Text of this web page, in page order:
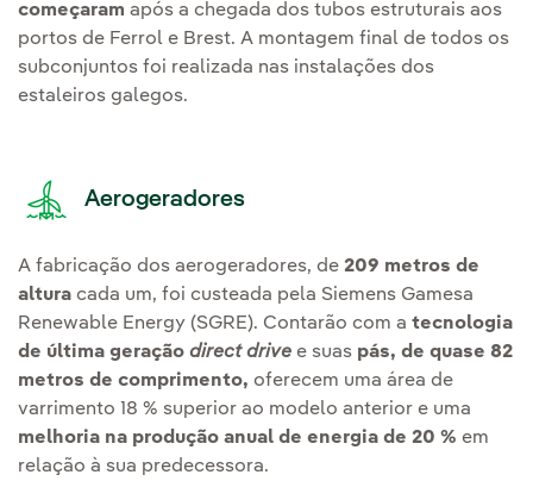
começaram após a chegada dos tubos estruturais aos
portos de Ferrol e Brest. A montagem final de todos os
subconjuntos foi realizada nas instalações dos
estaleiros galegos.
Aerogeradores
A fabricação dos aerogeradores, de 209 metros de
altura cada um, foi custeada pela Siemens Gamesa
Renewable Energy (SGRE). Contarão com a tecnologia
de última geração direct drive e suas pás, de quase 82
metros de comprimento, oferecem uma área de
varrimento 18 % superior ao modelo anterior e uma
melhoria na produção anual de energia de 20 % em
relação à sua predecessora.